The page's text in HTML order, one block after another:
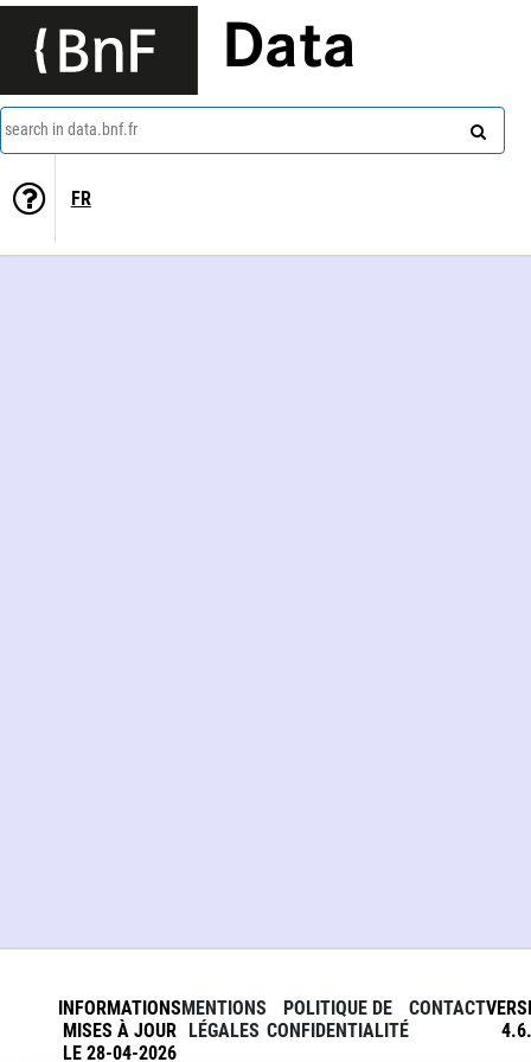
Data
search in data.bnf.fr
FR
INFORMATIONS
MISES À JOUR
LE 28-04-2026
MENTIONS
LÉGALES
POLITIQUE DE
CONFIDENTIALITÉ
CONTACT